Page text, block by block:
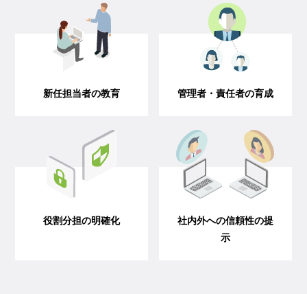
新任担当者の教育 管理者・責任者の育成
役割分担の明確化
社内外への信頼性の提
示